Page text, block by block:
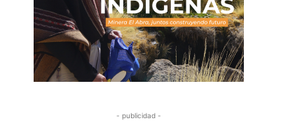
- publicidad -